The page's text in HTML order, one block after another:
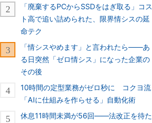
「廃棄するPCからSSDをはぎ取る」コス
ト高で追い詰められた、限界情シスの延
命テク
「情シスやめます」と言われたら――あ
る日突然「ゼロ情シス」になった企業の
その後
10時間の定型業務がゼロ秒に コクヨ流
「AIに仕組みを作らせる」自動化術
休息11時間未満が56回――法改正を待た